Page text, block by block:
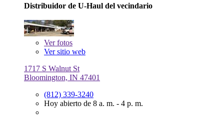
Distribuidor de U-Haul del vecindario
Verfotos
Ver sitio web
1717 S Walnut St
Bloomington, IN 47401
(812) 339-3240
Hoy abierto de 8 a. m. - 4 p. m.